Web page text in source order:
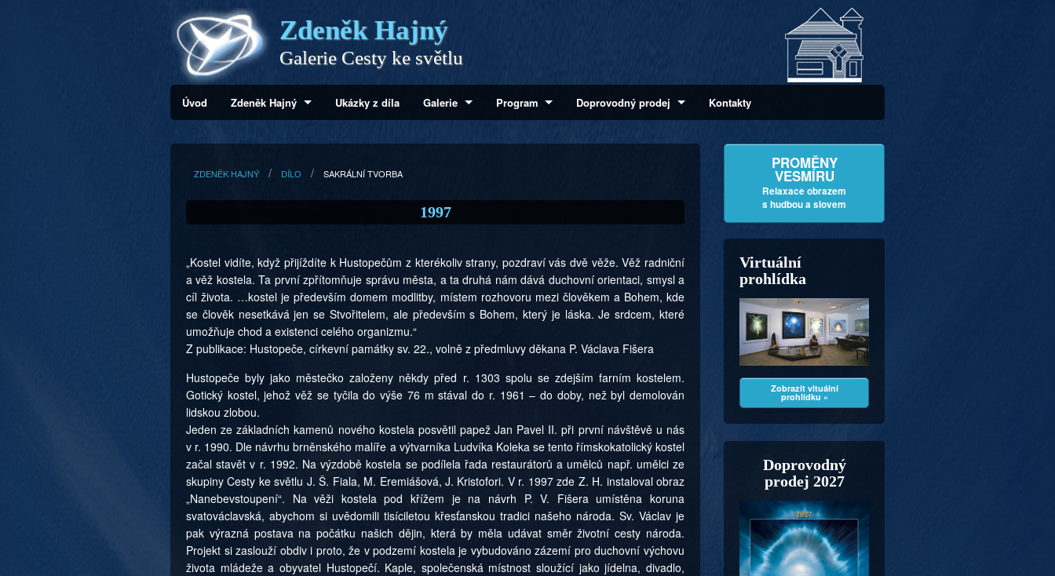
Zdeněk Hajný
Galerie Cesty ke světlu
Úvod Zdeněk Hajný Ukázky z díla Galerie Program Doprovodný prodej Kontakty
ZDENĚK HAJNÝ DÍLO SAKRÁLNÍ TVORBA
1997
„Kostel vidíte, když přijíždíte k Hustopečům z kterékoliv strany, pozdraví vás dvě věže. Věž radniční
a věž kostela. Ta první zpřítomňuje správu města, a ta druhá nám dává duchovní orientaci, smysl a
cíl života. …kostel je především domem modlitby, místem rozhovoru mezi člověkem a Bohem, kde
se člověk nesetkává jen se Stvořitelem, ale především s Bohem, který je láska. Je srdcem, které
umožňuje chod a existenci celého organizmu.“
Z publikace: Hustopeče, církevní památky sv. 22., volně z předmluvy děkana P. Václava Fišera
Hustopeče byly jako městečko založeny někdy před r. 1303 spolu se zdejším farním kostelem.
Gotický kostel, jehož věž se tyčila do výše 76 m stával do r. 1961 – do doby, než byl demolován
lidskou zlobou.
Jeden ze základních kamenů nového kostela posvětil papež Jan Pavel II. při první návštěvě u nás
v r. 1990. Dle návrhu brněnského malíře a výtvarníka Ludvíka Koleka se tento římskokatolický kostel
začal stavět v r. 1992. Na výzdobě kostela se podílela řada restaurátorů a umělců např. umělci ze
skupiny Cesty ke světlu J. Š. Fiala, M. Eremiášová, J. Kristofori. V r. 1997 zde Z. H. instaloval obraz
„Nanebevstoupení“. Na věži kostela pod křížem je na návrh P. V. Fišera umístěna koruna
svatováclavská, abychom si uvědomili tisíciletou křesťanskou tradici našeho národa. Sv. Václav je
pak výrazná postava na počátku našich dějin, která by měla udávat směr životní cesty národa.
Projekt si zaslouží obdiv i proto, že v podzemí kostela je vybudováno zázemí pro duchovní výchovu
života mládeže a obyvatel Hustopečí. Kaple, společenská místnost sloužící jako jídelna, divadlo,
PROMĚNY
VESMÍRU
Relaxace obrazem
s hudbou a slovem
Virtuální
prohlídka
Zobrazit vituální
prohlídku »
Doprovodný
prodej 2027